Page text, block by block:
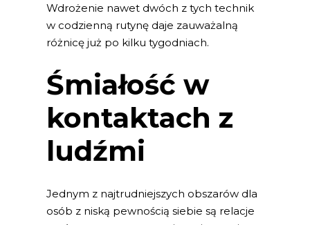
Wdrożenie nawet dwóch z tych technik
w codzienną rutynę daje zauważalną
różnicę już po kilku tygodniach.
Śmiałość w
kontaktach z
ludźmi
Jednym z najtrudniejszych obszarów dla
osób z niską pewnością siebie są relacje